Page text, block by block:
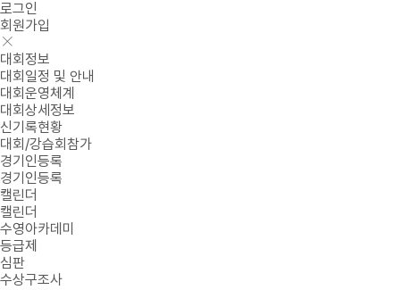
로그인
회원가입
대회정보
대회일정 및 안내
대회운영체계
대회상세정보
신기록현황
대회/강습회참가
경기인등록
경기인등록
캘린더
캘린더
수영아카데미
등급제
심판
수상구조사